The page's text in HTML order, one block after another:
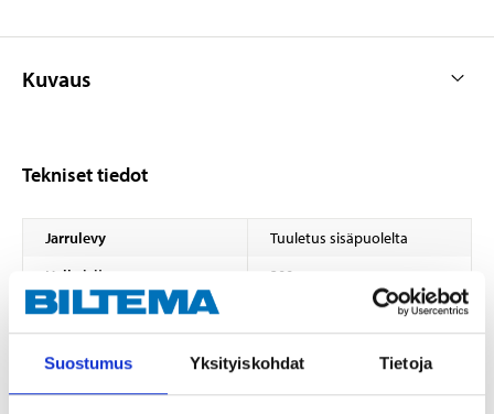
Suostumus Yksityiskohdat Tietoja
Kuvaus
Tekniset tiedot
Jarrulevy
Tuuletus sisäpuolelta
Halkaisija
300 mm
Paksuus